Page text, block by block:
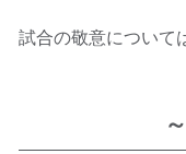
試合の敬意について